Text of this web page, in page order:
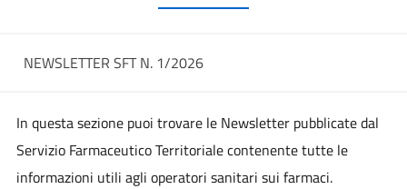
NEWSLETTER SFT N. 1/2026
In questa sezione puoi trovare le Newsletter pubblicate dal
Servizio Farmaceutico Territoriale contenente tutte le
informazioni utili agli operatori sanitari sui farmaci.